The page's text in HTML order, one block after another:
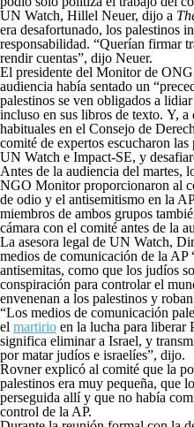
UN Watch, Hillel Neuer, dijo a
era desafortunado, los palestinos
responsabilidad. “Querían firmar
rendir cuentas”, dijo Neuer.
El presidente del Monitor de
audiencia había sentado un
palestinos se ven obligados a
incluso en sus libros de texto. Y,
habituales en el Consejo de
comité de expertos escucharon
UN Watch e Impact-SE, y
Antes de la audiencia del martes,
NGO Monitor proporcionaron al
de odio y el antisemitismo en la
miembros de ambos grupos
cámara con el comité antes de la
La asesora legal de UN Watch,
medios de comunicación de la AP
antisemitas, como que los judíos
conspiración para controlar el
envenenan a los palestinos y
“Los medios de comunicación
el martirio en la lucha para liberar
significa eliminar a Israel, y
por matar judíos e israelíes”, dijo.
Rovner explicó al comité que la
palestinos era muy pequeña, que
perseguida allí y que no había
control de la AP.